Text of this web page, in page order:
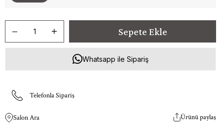
Whatsapp ile Sipariş
Telefonla Sipariş
Salon Ara Ürünü paylaş